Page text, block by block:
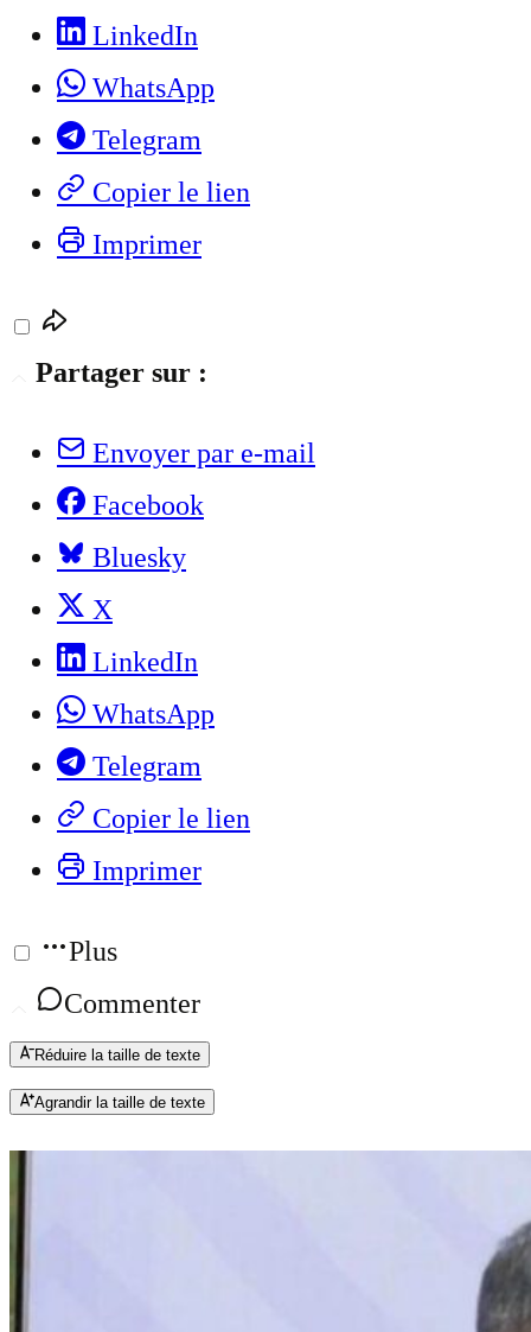
LinkedIn
WhatsApp
Telegram
Copier le lien
Imprimer
Partager sur :
Envoyer par e-mail
Facebook
Bluesky
X
LinkedIn
WhatsApp
Telegram
Copier le lien
Imprimer
Plus
Commenter
Réduire la taille de texte
Agrandir la taille de texte